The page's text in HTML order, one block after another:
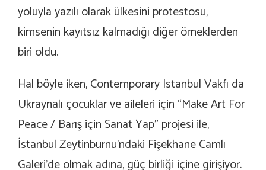
yoluyla yazılı olarak ülkesini protestosu,
kimsenin kayıtsız kalmadığı diğer örneklerden
biri oldu.
Hal böyle iken, Contemporary Istanbul Vakfı da
Ukraynalı çocuklar ve aileleri için “Make Art For
Peace / Barış için Sanat Yap” projesi ile,
İstanbul Zeytinburnu’ndaki Fişekhane Camlı
Galeri’de olmak adına, güç birliği içine girişiyor.